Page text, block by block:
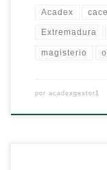
Acadex
Extremadura
magisterio
por acadexgestor1